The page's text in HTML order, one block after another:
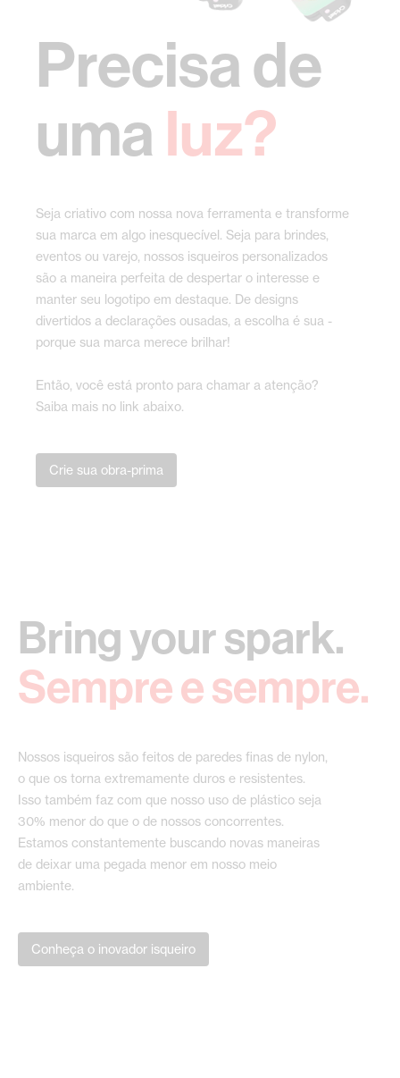
Precisa de
umaluz?
Seja criativo com nossa nova ferramenta e transforme
sua marca em algo inesquecível. Seja para brindes,
eventos ou varejo, nossos isqueiros personalizados
são a maneira perfeita de despertar o interesse e
manter seu logotipo em destaque. De designs
divertidos a declarações ousadas, a escolha é sua -
porque sua marca merece brilhar!
Então, você está pronto para chamar a atenção?
Saiba mais no link abaixo.
Crie sua obra-prima
Bring your spark.
Sempre e sempre.
Nossos isqueiros são feitos de paredes finas de nylon,
o que os torna extremamente duros e resistentes.
Isso também faz com que nosso uso de plástico seja
30% menor do que o de nossos concorrentes.
Estamos constantemente buscando novas maneiras
de deixar uma pegada menor em nosso meio
ambiente.
Conheça o inovador isqueiro